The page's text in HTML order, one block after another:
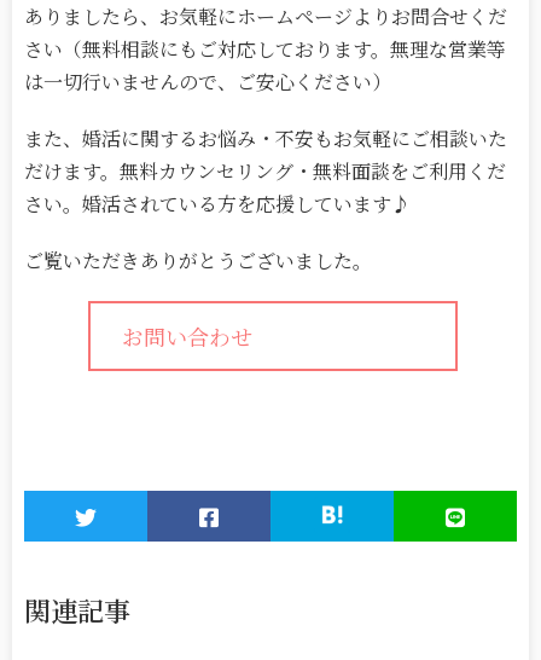
ありましたら、お気軽にホームページよりお問合せくだ
さい（無料相談にもご対応しております。無理な営業等
は一切行いませんので、ご安心ください）
また、婚活に関するお悩み・不安もお気軽にご相談いた
だけます。無料カウンセリング・無料面談をご利用くだ
さい。婚活されている方を応援しています♪
ご覧いただきありがとうございました。
お問い合わせ
関連記事